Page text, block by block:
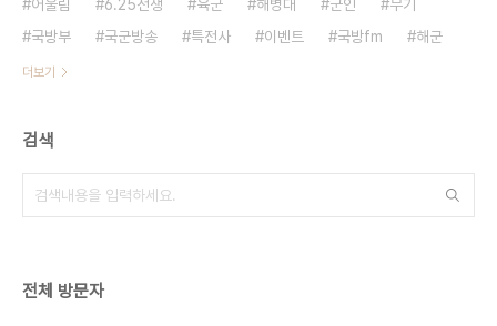
어울림
6.25전쟁 육군 해병대 군인
무기
국방부
국군방송 특전사 이벤트 국방fm 해군
더보기
검색
전체 방문자